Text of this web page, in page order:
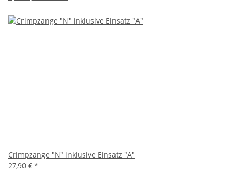
Crimpzange "N" inklusive Einsatz "A"
27,90 € *